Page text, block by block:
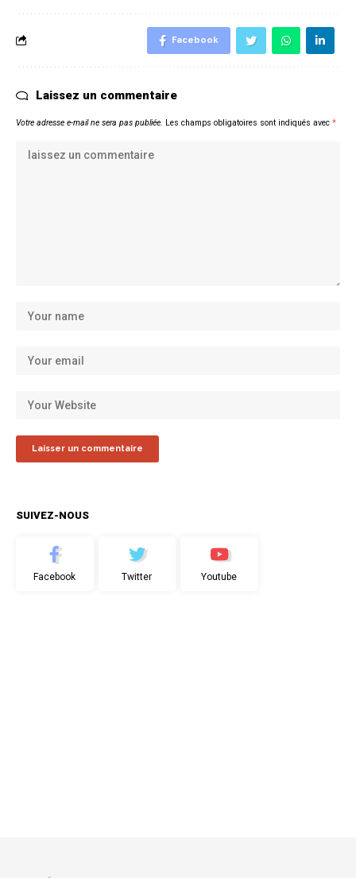
Facebook
Laissez un commentaire
Votre adresse e-mail ne sera pas publiée. Les champs obligatoires sont indiqués avec *
SUIVEZ-NOUS
Facebook Twitter Youtube